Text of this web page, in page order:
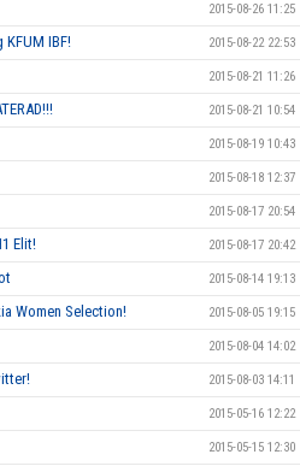
2015-08-26 11:25
IBF! 2015-08-22 22:53
2015-08-21 11:26
2015-08-21 10:54
2015-08-19 10:43
2015-08-18 12:37
2015-08-17 20:54
Elit! 2015-08-17 20:42
2015-08-14 19:13
Women Selection! 2015-08-05 19:15
2015-08-04 14:02
2015-08-03 14:11
2015-05-16 12:22
2015-05-15 12:30